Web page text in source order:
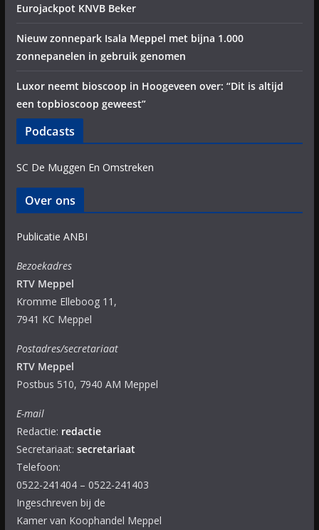
Eurojackpot KNVB Beker
Nieuw zonnepark Isala Meppel met bijna 1.000
zonnepanelen in gebruik genomen
Luxor neemt bioscoop in Hoogeveen over: “Dit is altijd
een topbioscoop geweest”
Podcasts
SC De Muggen En Omstreken
Over ons
Publicatie ANBI
Bezoekadres
RTV Meppel
Kromme Elleboog 11,
7941 KC Meppel
Postadres/secretariaat
RTV Meppel
Postbus 510, 7940 AM Meppel
E-mail
Redactie: redactie
Secretariaat: secretariaat
Telefoon:
0522-241404 – 0522-241403
Ingeschreven bij de
Kamer van Koophandel Meppel